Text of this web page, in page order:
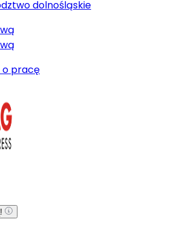
dolnośląskie
o pracę